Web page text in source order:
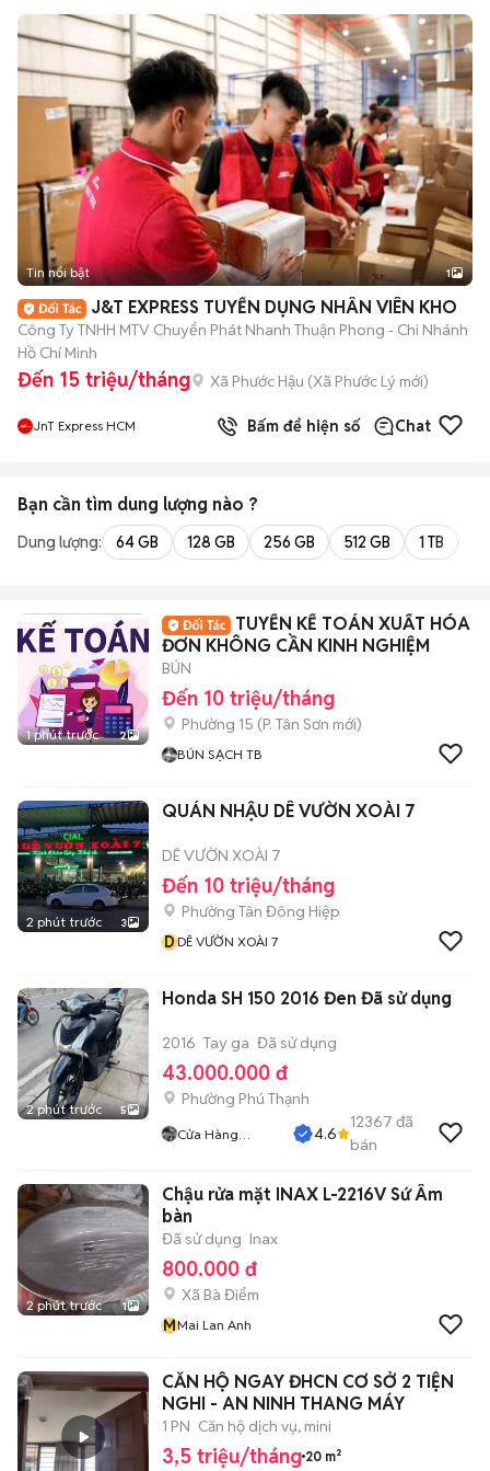
Tin nổi bật 1
J&T EXPRESS TUYỂN DỤNG NHÂN VIÊN KHO
Công Ty TNHH MTV Chuyển Phát Nhanh Thuận Phong - Chi Nhánh
Hồ Chí Minh
Đến 15 triệu/tháng Xã Phước Hậu (Xã Phước Lý mới)
JnT Express HCM Bấm để hiện số Chat
Bạn cần tìm dung lượng nào ?
Dung lượng: 64 GB 128 GB 256 GB 512 GB 1 TB
1 phút trước 2
TUYỂN KẾ TOÁN XUẤT HÓA
ĐƠN KHÔNG CẦN KINH NGHIỆM
BÚN
Đến 10 triệu/tháng
Phường 15 (P. Tân Sơn mới)
BÚN SẠCH TB
2 phút trước 3
QUÁN NHẬU DÊ VƯỜN XOÀI 7
DÊ VƯỜN XOÀI 7
Đến 10 triệu/tháng
Phường Tân Đông Hiệp
DDÊ VƯỜN XOÀI 7
2 phút trước 5
Honda SH 150 2016 Đen Đã sử dụng
2016 Tay ga Đã sử dụng
43.000.000 đ
Phường Phú Thạnh
Cửa Hàng
4.6
12367 đã
bán
2 phút trước 1
Chậu rửa mặt INAX L-2216V Sứ Âm
bàn
Đã sử dụng Inax
800.000 đ
Xã Bà Điểm
MMai Lan Anh
CĂN HỘ NGAY ĐHCN CƠ SỞ 2 TIỆN
NGHI - AN NINH THANG MÁY
1 PN Căn hộ dịch vụ, mini
3,5 triệu/tháng 20 m²